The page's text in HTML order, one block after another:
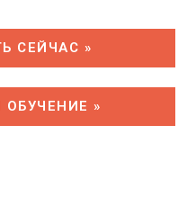
СЕЙЧАС »
ОБУЧЕНИЕ »